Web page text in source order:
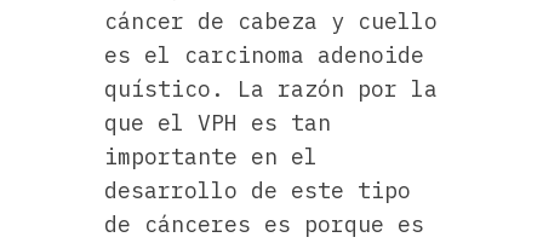
cáncer de cabeza y cuello
es el carcinoma adenoide
quístico. La razón por la
que el VPH es tan
importante en el
desarrollo de este tipo
de cánceres es porque es